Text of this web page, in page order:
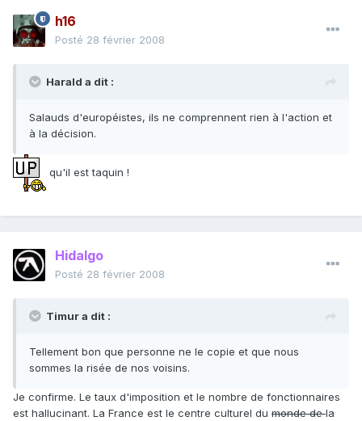
h16
Posté 28 février 2008
Harald a dit :
Salauds d'européistes, ils ne comprennent rien à l'action et
à la décision.
qu'il est taquin !
Hidalgo
Posté 28 février 2008
Timur a dit :
Tellement bon que personne ne le copie et que nous
sommes la risée de nos voisins.
Je confirme. Le taux d'imposition et le nombre de fonctionnaires
est hallucinant. La France est le centre culturel du monde dela